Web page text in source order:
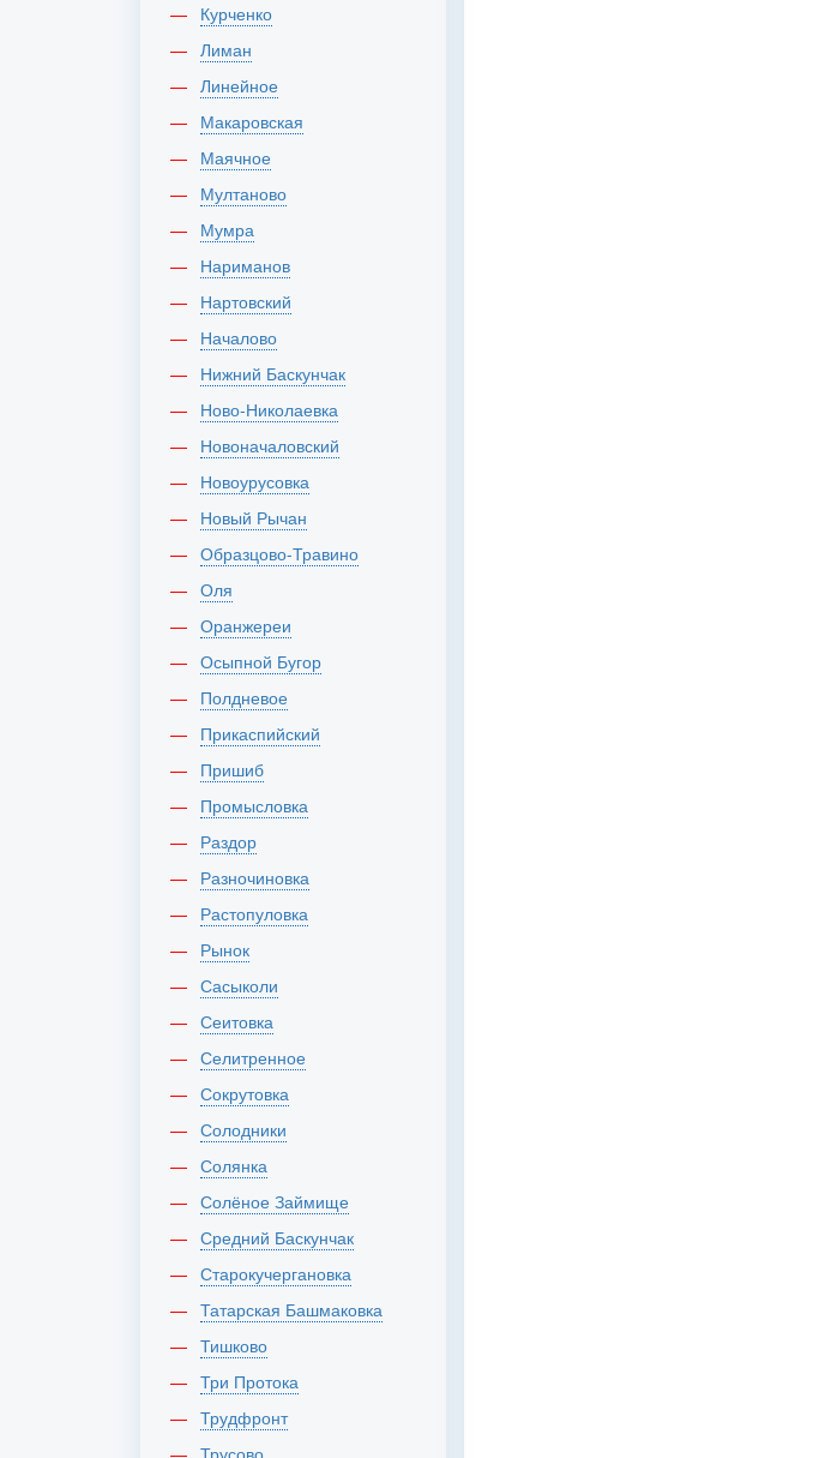
Курченко
Лиман
Линейное
Макаровская
Маячное
Мултаново
Мумра
Нариманов
Нартовский
Началово
Нижний Баскунчак
Ново-Николаевка
Новоначаловский
Новоурусовка
Новый Рычан
Образцово-Травино
Оля
Оранжереи
Осыпной Бугор
Полдневое
Прикаспийский
Пришиб
Промысловка
Раздор
Разночиновка
Растопуловка
Рынок
Сасыколи
Сеитовка
Селитренное
Сокрутовка
Солодники
Солянка
Солёное Займище
Средний Баскунчак
Старокучергановка
Татарская Башмаковка
Тишково
Три Протока
Трудфронт
Трусово